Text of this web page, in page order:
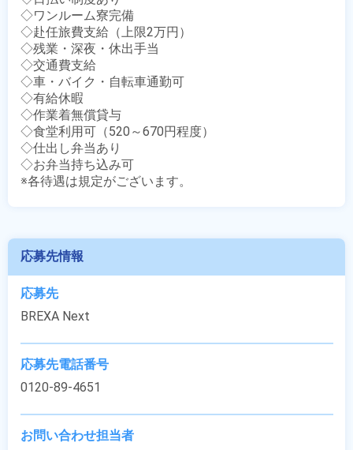
◇ワンルーム寮完備
◇赴任旅費支給（上限2万円）
◇残業・深夜・休出手当
◇交通費支給
◇車・バイク・自転車通勤可
◇有給休暇
◇作業着無償貸与
◇食堂利用可（520～670円程度）
◇仕出し弁当あり
◇お弁当持ち込み可
※各待遇は規定がございます。
応募先情報
応募先
BREXA Next
応募先電話番号
0120-89-4651
お問い合わせ担当者